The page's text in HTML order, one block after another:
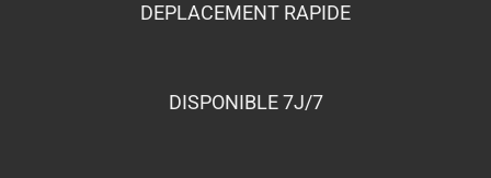
DEPLACEMENT RAPIDE
DISPONIBLE 7J/7